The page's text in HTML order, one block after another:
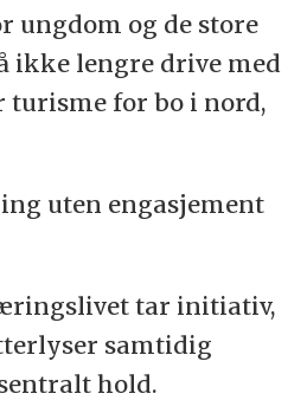
ungdom og de store
ikke lengre drive med
turisme for bo i nord,
uten engasjement
tar initiativ,
samtidig
hold.